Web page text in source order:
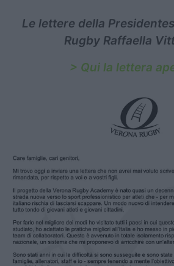
Le lettere della
Rugby Raffaella
> Qui la lettera